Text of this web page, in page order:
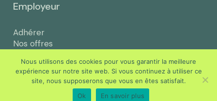
Employeur
Adhérer
Nos offres
Ateliers de prévention
Espace adhérent
Nous utilisons des cookies pour vous garantir la meilleure
expérience sur notre site web. Si vous continuez à utiliser ce
site, nous supposerons que vous en êtes satisfait.
Ok
En savoir plus